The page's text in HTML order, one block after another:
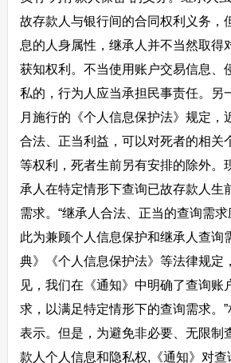
故存款人与银行间的合同权利义务，
息的人身属性，继承人并不当然取得
获知权利。不当使用账户交易信息、
私的，行为人应当承担民事责任。另
月施行的《个人信息保护法》规定，
合法、正当利益，可以对死者的相关
等权利，死者生前另有安排的除外。
承人在特定情形下查询已故存款人生
需求。“继承人合法、正当的查询需
此为兼顾个人信息保护和继承人查询
典》《个人信息保护法》等法律规定
见，我们在《通知》中明确了查询账
求，以满足特定情形下的查询需求。
表示。但是，为避免非必要、无限制
款人个人信息和隐私权,《通知》对